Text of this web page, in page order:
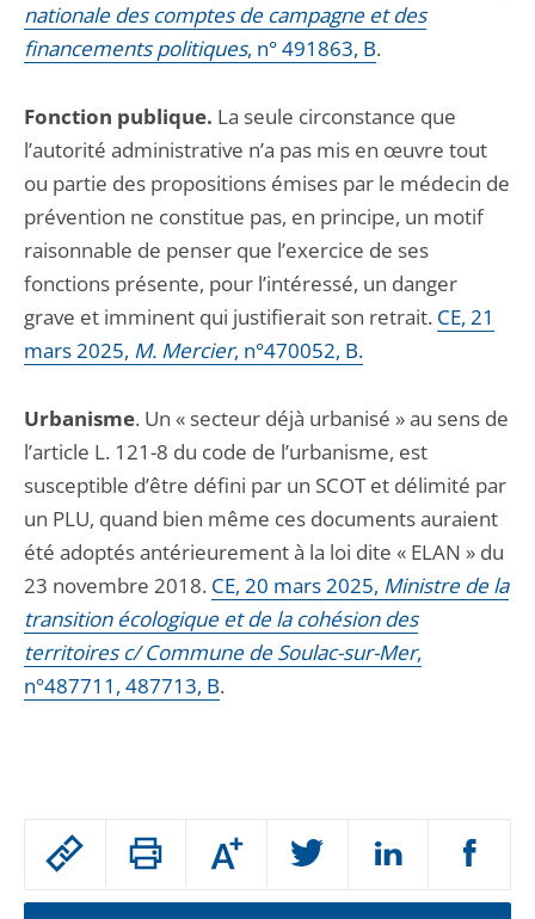
Passer
partage
Augmenter
ou
la
nationale des comptes de campagne et des
financements politiques, n° 491863, B.
Fonction publique. La seule circonstance que
l’autorité administrative n’a pas mis en œuvre tout
ou partie des propositions émises par le médecin de
prévention ne constitue pas, en principe, un motif
raisonnable de penser que l’exercice de ses
fonctions présente, pour l’intéressé, un danger
grave et imminent qui justifierait son retrait. CE, 21
mars 2025, M. Mercier, n°470052, B.
Urbanisme. Un « secteur déjà urbanisé » au sens de
l’article L. 121-8 du code de l’urbanisme, est
susceptible d’être défini par un SCOT et délimité par
un PLU, quand bien même ces documents auraient
été adoptés antérieurement à la loi dite « ELAN » du
23 novembre 2018. CE, 20 mars 2025, Ministre de la
transition écologique et de la cohésion des
territoires c/ Commune de Soulac-sur-Mer,
n°487711, 487713, B.